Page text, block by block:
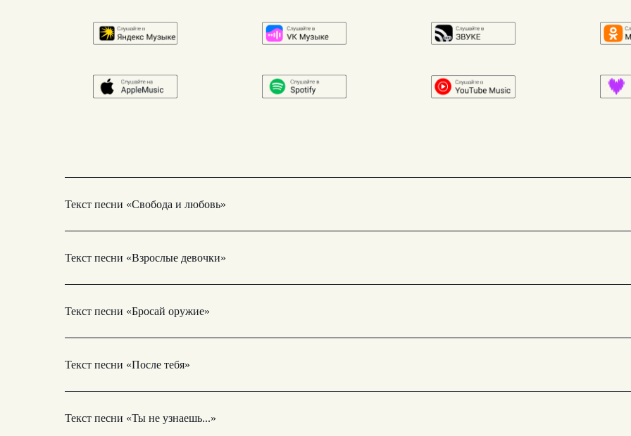
Текст песни «Свобода и любовь»
Текст песни «Взрослые девочки»
Текст песни «Бросай оружие»
Текст песни «После тебя»
Текст песни «Ты не узнаешь...»